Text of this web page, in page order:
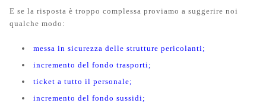
E se la risposta è troppo complessa proviamo a suggerire noi
qualche modo:
messa in sicurezza delle strutture pericolanti;
incremento del fondo trasporti;
ticket a tutto il personale;
incremento del fondo sussidi;